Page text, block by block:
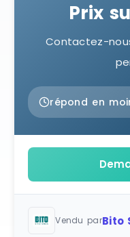
Prix
Contactez-
répond en
Vendu parBito